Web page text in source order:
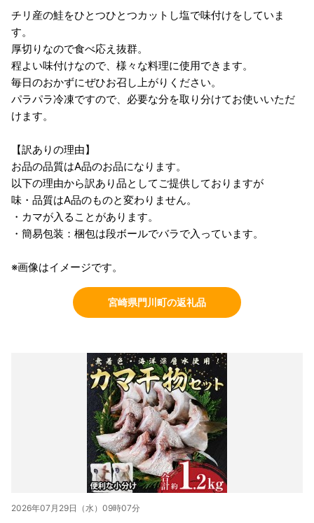
チリ産の鮭をひとつひとつカットし塩で味付けをしていま
す。
厚切りなので食べ応え抜群。
程よい味付けなので、様々な料理に使用できます。
毎日のおかずにぜひお召し上がりください。
パラパラ冷凍ですので、必要な分を取り分けてお使いいただ
けます。
【訳ありの理由】
お品の品質はA品のお品になります。
以下の理由から訳あり品としてご提供しておりますが
味・品質はA品のものと変わりません。
・カマが入ることがあります。
・簡易包装：梱包は段ボールでバラで入っています。
※画像はイメージです。
宮崎県門川町の返礼品
2026年07月29日（水）09時07分